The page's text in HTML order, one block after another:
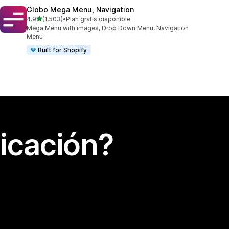
Globo Mega Menu, Navigation
4.9de 5 estrellas
(1,503)
1503 reseñas en total
•Plan gratis disponible
Mega Menu with images, Drop Down Menu, Navigation
Menu
Built for Shopify